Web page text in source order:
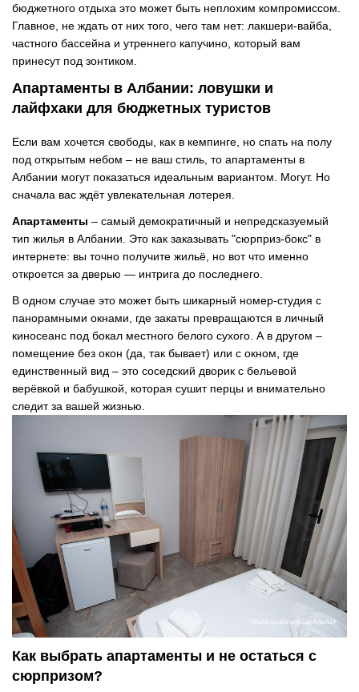
бюджетного отдыха это может быть неплохим компромиссом.
Главное, не ждать от них того, чего там нет: лакшери-вайба,
частного бассейна и утреннего капучино, который вам
принесут под зонтиком.
Апартаменты в Албании: ловушки и
лайфхаки для бюджетных туристов
Если вам хочется свободы, как в кемпинге, но спать на полу
под открытым небом – не ваш стиль, то апартаменты в
Албании могут показаться идеальным вариантом. Могут. Но
сначала вас ждёт увлекательная лотерея.
Апартаменты – самый демократичный и непредсказуемый
тип жилья в Албании. Это как заказывать "сюрприз-бокс" в
интернете: вы точно получите жильё, но вот что именно
откроется за дверью — интрига до последнего.
В одном случае это может быть шикарный номер-студия с
панорамными окнами, где закаты превращаются в личный
киносеанс под бокал местного белого сухого. А в другом –
помещение без окон (да, так бывает) или с окном, где
единственный вид – это соседский дворик с бельевой
верёвкой и бабушкой, которая сушит перцы и внимательно
следит за вашей жизнью.
Как выбрать апартаменты и не остаться с
сюрпризом?